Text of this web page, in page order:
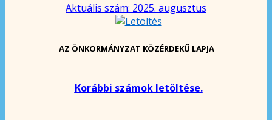
Aktuális szám: 2025. augusztus
AZ ÖNKORMÁNYZAT KÖZÉRDEKŰ LAPJA
Korábbi számok letöltése.